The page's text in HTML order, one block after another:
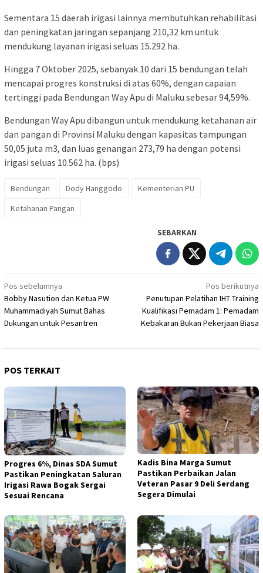
Sementara 15 daerah irigasi lainnya membutuhkan rehabilitasi
dan peningkatan jaringan sepanjang 210,32 km untuk
mendukung layanan irigasi seluas 15.292 ha.
Hingga 7 Oktober 2025, sebanyak 10 dari 15 bendungan telah
mencapai progres konstruksi di atas 60%, dengan capaian
tertinggi pada Bendungan Way Apu di Maluku sebesar 94,59%.
Bendungan Way Apu dibangun untuk mendukung ketahanan air
dan pangan di Provinsi Maluku dengan kapasitas tampungan
50,05 juta m3, dan luas genangan 273,79 ha dengan potensi
irigasi seluas 10.562 ha. (bps)
Bendungan Dody Hanggodo
Kementerian PU
Ketahanan Pangan
SEBARKAN
Navigasi
pos
Pos sebelumnya
Bobby Nasution dan Ketua PW
Muhammadiyah Sumut Bahas
Dukungan untuk Pesantren
Pos berikutnya
Penutupan Pelatihan IHT Training
Kualifikasi Pemadam 1: Pemadam
Kebakaran Bukan Pekerjaan Biasa
POS TERKAIT
Progres 6%, Dinas SDA Sumut
Pastikan Peningkatan Saluran
Irigasi Rawa Bogak Sergai
Sesuai Rencana
Kadis Bina Marga Sumut
Pastikan Perbaikan Jalan
Veteran Pasar 9 Deli Serdang
Segera Dimulai